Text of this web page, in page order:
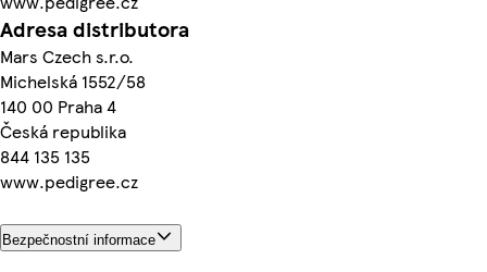
Adresa distributora
Mars Czech s.r.o.
Michelská 1552/58
140 00 Praha 4
Česká republika
844 135 135
www.pedigree.cz
Bezpečnostní informace